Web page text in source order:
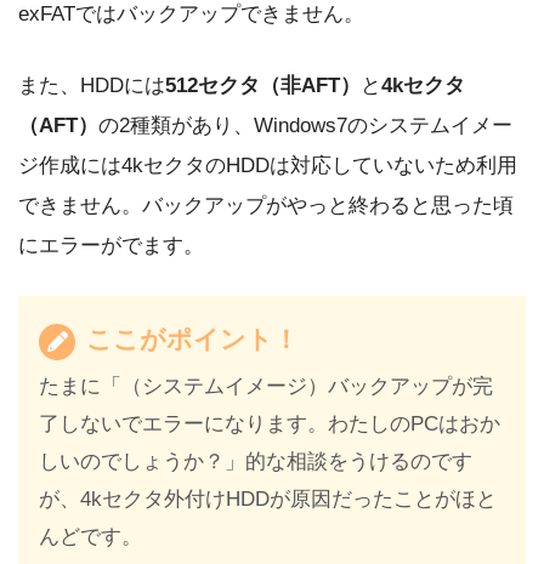
exFATではバックアップできません。
また、HDDには512セクタ（非AFT） と4kセクタ
（AFT） の2種類があり、Windows7のシステムイメー
ジ作成には4kセクタのHDDは対応していないため利用
できません。バックアップがやっと終わると思った頃
にエラーがでます。
ここがポイント！
たまに「（システムイメージ）バックアップが完
了しないでエラーになります。わたしのPCはおか
しいのでしょうか？」的な相談をうけるのです
が、4kセクタ外付けHDDが原因だったことがほと
んどです。